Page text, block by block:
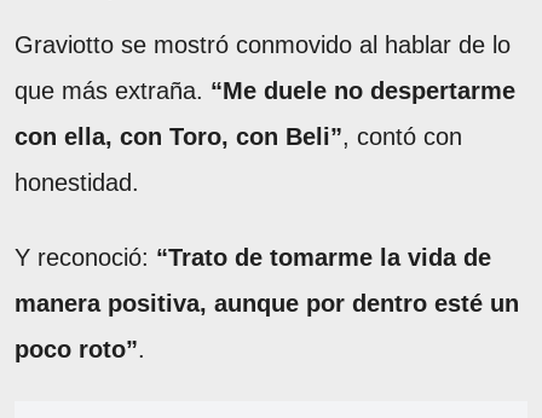
Graviotto se mostró conmovido al hablar de lo
que más extraña. “Me duele no despertarme
con ella, con Toro, con Beli”, contó con
honestidad.
Y reconoció: “Trato de tomarme la vida de
manera positiva, aunque por dentro esté un
poco roto”.